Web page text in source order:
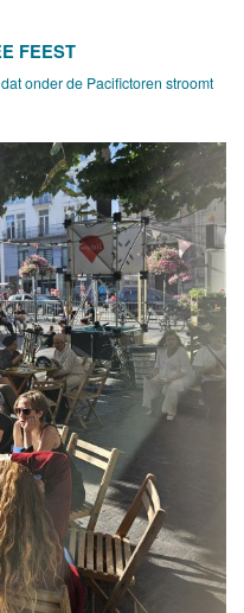
FEEST
onder de Pacifictoren stroomt